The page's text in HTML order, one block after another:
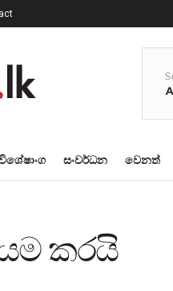
සංවර්ධන වෙනත්
කරයි